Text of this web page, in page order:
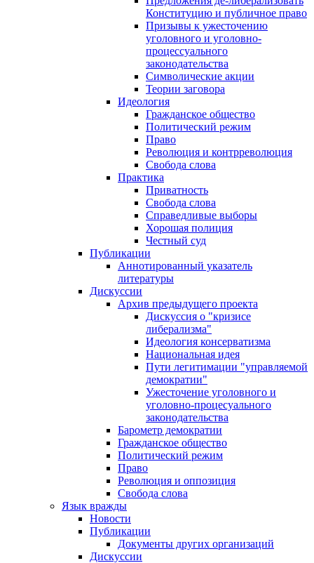
Конституцию и публичное право
Призывы к ужесточению
уголовного и уголовно-
процессуального
законодательства
Символические акции
Теории заговора
Идеология
Гражданское общество
Политический режим
Право
Революция и контрреволюция
Свобода слова
Практика
Приватность
Свобода слова
Справедливые выборы
Хорошая полиция
Честный суд
Публикации
Аннотированный указатель
литературы
Дискуссии
Архив предыдущего проекта
Дискуссия о "кризисе
либерализма"
Идеология консерватизма
Национальная идея
Пути легитимации "управляемой
демократии"
Ужесточение уголовного и
уголовно-процесуального
законодательства
Барометр демократии
Гражданское общество
Политический режим
Право
Революция и оппозиция
Свобода слова
Язык вражды
Новости
Публикации
Документы других организаций
Дискуссии